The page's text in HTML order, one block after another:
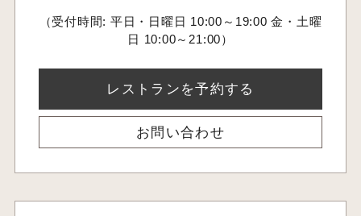
（受付時間: 平日・日曜日 10:00～19:00 金・土曜
日 10:00～21:00）
レストランを予約する
お問い合わせ